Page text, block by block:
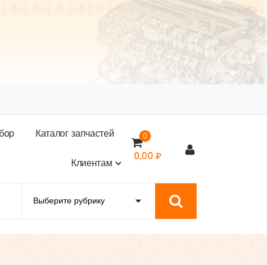
ор Каталогзапчастей
Клиентам
0
0,00 ₽